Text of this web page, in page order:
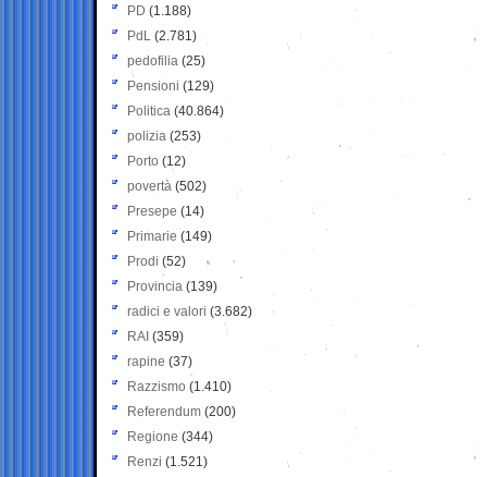
PD (1.188)
PdL (2.781)
pedofilia (25)
Pensioni (129)
Politica (40.864)
polizia (253)
Porto (12)
povertà (502)
Presepe (14)
Primarie (149)
Prodi (52)
Provincia (139)
radici e valori (3.682)
RAI (359)
rapine (37)
Razzismo (1.410)
Referendum (200)
Regione (344)
Renzi (1.521)